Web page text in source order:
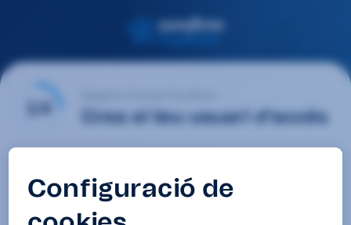
1/4 Crea el teu usuari d'accés